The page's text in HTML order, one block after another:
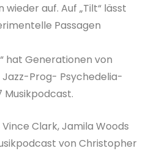
auf. Auf „Tilt“ lässt
Passagen
hat Generationen von
Prog- Psychedelia-
Musikpodcast.
Vince Clark, Jamila Woods
von Christopher